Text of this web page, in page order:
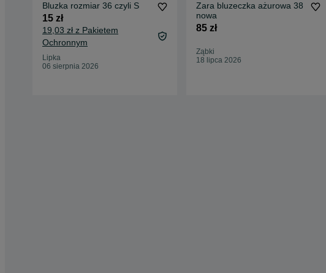
Bluzka rozmiar 36 czyli S
15 zł
19,03 zł z Pakietem
Ochronnym
Lipka
06 sierpnia 2026
Zara bluzeczka ażurowa 38
nowa
85 zł
Ząbki
18 lipca 2026